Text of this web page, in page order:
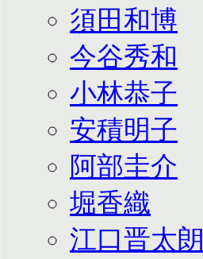
須田和博
今谷秀和
小林恭子
安積明子
阿部圭介
堀香織
江口晋太朗